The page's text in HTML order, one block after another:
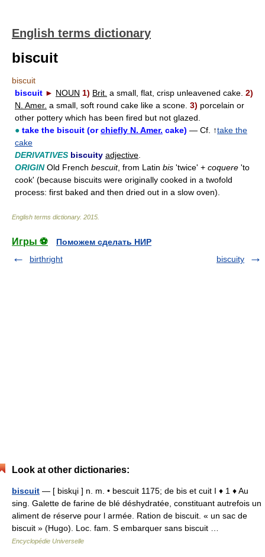
English terms dictionary
biscuit
biscuit
biscuit ► NOUN 1) Brit. a small, flat, crisp unleavened cake. 2)
N. Amer. a small, soft round cake like a scone. 3) porcelain or
other pottery which has been fired but not glazed.
● take the biscuit (orchiefly N. Amer. cake) — Cf. ↑take the
cake
DERIVATIVES biscuity adjective
ORIGINOld French bescuit, from Latin bis 'twice' + coquere 'to
cook' (because biscuits were originally cooked in a twofold
process: first baked and then dried out in a slow oven).
English terms dictionary. 2015
Игры ⚽
Поможем сделать НИР
birthright
biscuity
Look at other dictionaries:
biscuit — [ biskɥi ] n. m. • bescuit 1175; de bis et cuit I ♦ 1 ♦ Au
sing. Galette de farine de blé déshydratée, constituant autrefois un
aliment de réserve pour l armée. Ration de biscuit. « un sac de
biscuit » (Hugo). Loc. fam. S embarquer sans biscuit …
Encyclopédie Universelle